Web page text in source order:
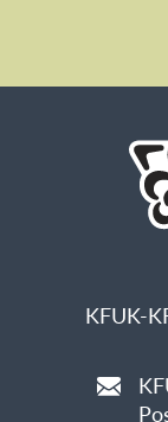
KFUK-